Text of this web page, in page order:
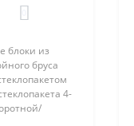
блоки из
бруса
4-